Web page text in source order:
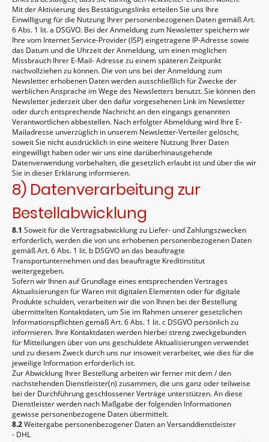
Mit der Aktivierung des Bestätigungslinks erteilen Sie uns Ihre
Einwilligung für die Nutzung Ihrer personenbezogenen Daten gemäß Art.
6 Abs. 1 lit. a DSGVO. Bei der Anmeldung zum Newsletter speichern wir
Ihre vom Internet Service-Provider (ISP) eingetragene IP-Adresse sowie
das Datum und die Uhrzeit der Anmeldung, um einen möglichen
Missbrauch Ihrer E-Mail- Adresse zu einem späteren Zeitpunkt
nachvollziehen zu können. Die von uns bei der Anmeldung zum
Newsletter erhobenen Daten werden ausschließlich für Zwecke der
werblichen Ansprache im Wege des Newsletters benutzt. Sie können den
Newsletter jederzeit über den dafür vorgesehenen Link im Newsletter
oder durch entsprechende Nachricht an den eingangs genannten
Verantwortlichen abbestellen. Nach erfolgter Abmeldung wird Ihre E-
Mailadresse unverzüglich in unserem Newsletter-Verteiler gelöscht,
soweit Sie nicht ausdrücklich in eine weitere Nutzung Ihrer Daten
eingewilligt haben oder wir uns eine darüberhinausgehende
Datenverwendung vorbehalten, die gesetzlich erlaubt ist und über die wir
Sie in dieser Erklärung informieren.
8) Datenverarbeitung zur
Bestellabwicklung
8.1 Soweit für die Vertragsabwicklung zu Liefer- und Zahlungszwecken
erforderlich, werden die von uns erhobenen personenbezogenen Daten
gemäß Art. 6 Abs. 1 lit. b DSGVO an das beauftragte
Transportunternehmen und das beauftragte Kreditinstitut
weitergegeben.
Sofern wir Ihnen auf Grundlage eines entsprechenden Vertrages
Aktualisierungen für Waren mit digitalen Elementen oder für digitale
Produkte schulden, verarbeiten wir die von Ihnen bei der Bestellung
übermittelten Kontaktdaten, um Sie im Rahmen unserer gesetzlichen
Informationspflichten gemäß Art. 6 Abs. 1 lit. c DSGVO persönlich zu
informieren. Ihre Kontaktdaten werden hierbei streng zweckgebunden
für Mitteilungen über von uns geschuldete Aktualisierungen verwendet
und zu diesem Zweck durch uns nur insoweit verarbeitet, wie dies für die
jeweilige Information erforderlich ist.
Zur Abwicklung Ihrer Bestellung arbeiten wir ferner mit dem / den
nachstehenden Dienstleister(n) zusammen, die uns ganz oder teilweise
bei der Durchführung geschlossener Verträge unterstützen. An diese
Dienstleister werden nach Maßgabe der folgenden Informationen
gewisse personenbezogene Daten übermittelt.
8.2Weitergabe personenbezogener Daten an Versanddienstleister
- DHL